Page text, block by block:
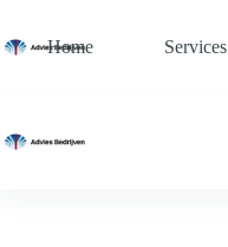
de
Home Services